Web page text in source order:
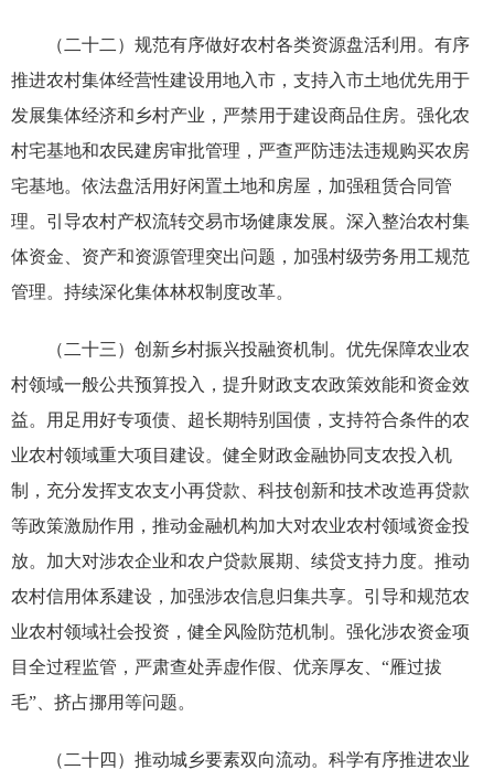
（二十二）规范有序做好农村各类资源盘活利用。有序
推进农村集体经营性建设用地入市，支持入市土地优先用于
发展集体经济和乡村产业，严禁用于建设商品住房。强化农
村宅基地和农民建房审批管理，严查严防违法违规购买农房
宅基地。依法盘活用好闲置土地和房屋，加强租赁合同管
理。引导农村产权流转交易市场健康发展。深入整治农村集
体资金、资产和资源管理突出问题，加强村级劳务用工规范
管理。持续深化集体林权制度改革。
（二十三）创新乡村振兴投融资机制。优先保障农业农
村领域一般公共预算投入，提升财政支农政策效能和资金效
益。用足用好专项债、超长期特别国债，支持符合条件的农
业农村领域重大项目建设。健全财政金融协同支农投入机
制，充分发挥支农支小再贷款、科技创新和技术改造再贷款
等政策激励作用，推动金融机构加大对农业农村领域资金投
放。加大对涉农企业和农户贷款展期、续贷支持力度。推动
农村信用体系建设，加强涉农信息归集共享。引导和规范农
业农村领域社会投资，健全风险防范机制。强化涉农资金项
目全过程监管，严肃查处弄虚作假、优亲厚友、“雁过拔
毛”、挤占挪用等问题。
（二十四）推动城乡要素双向流动。科学有序推进农业